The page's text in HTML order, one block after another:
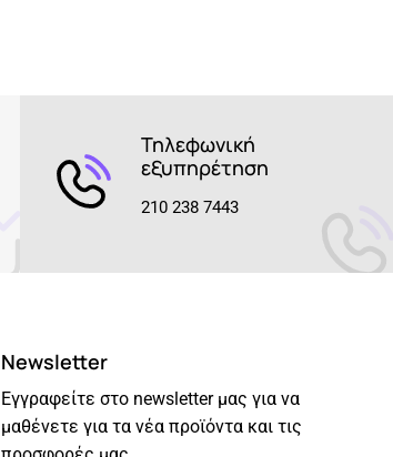
Τηλεφωνική
εξυπηρέτηση
210 238 7443
Newsletter
Εγγραφείτε στο newsletter μας για να
μαθένετε για τα νέα προϊόντα και τις